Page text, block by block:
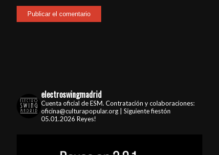
electroswingmadrid
Cuenta oficial de ESM. Contratación y colaboraciones:
oficina@culturapopular.org | Siguiente fiestón
05.01.2026 Reyes!